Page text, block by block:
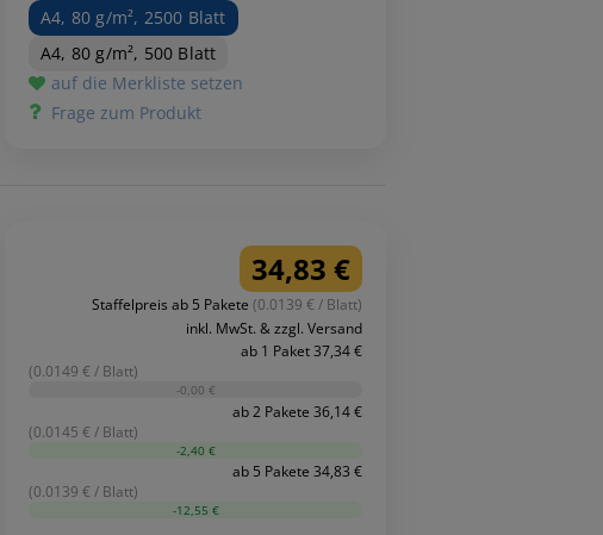
A4, 80 g/m², 2500 Blatt
A4, 80 g/m², 500 Blatt
auf die Merkliste setzen
Frage zum Produkt
34,83 €
Staffelpreis ab 5 Pakete (0.0139 € / Blatt)
inkl. MwSt. & zzgl. Versand
ab 1 Paket 37,34 €
(0.0149 € / Blatt)
-0,00 €
ab 2 Pakete 36,14 €
(0.0145 € / Blatt)
-2,40 €
ab 5 Pakete 34,83 €
(0.0139 € / Blatt)
-12,55 €